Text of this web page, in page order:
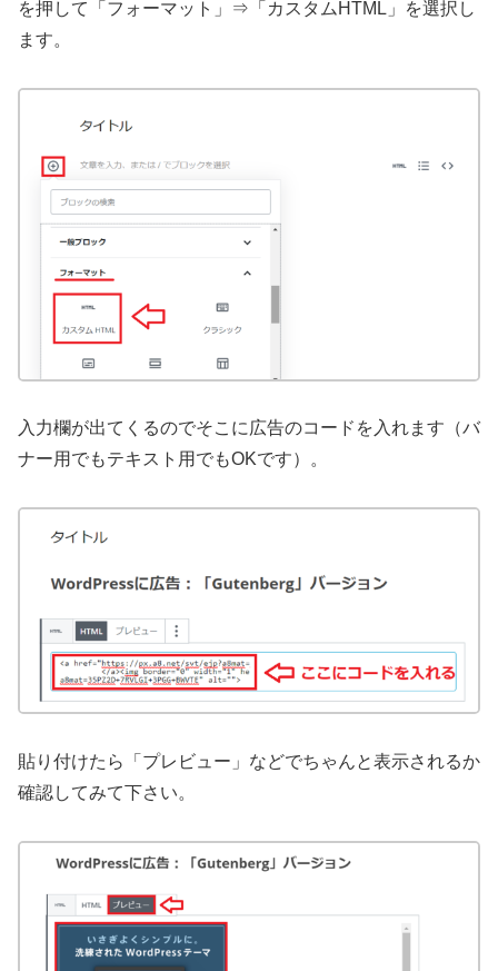
を押して「フォーマット」⇒「カスタムHTML」を選択し
ます。
入力欄が出てくるのでそこに広告のコードを入れます（バ
ナー用でもテキスト用でもOKです）。
貼り付けたら「プレビュー」などでちゃんと表示されるか
確認してみて下さい。